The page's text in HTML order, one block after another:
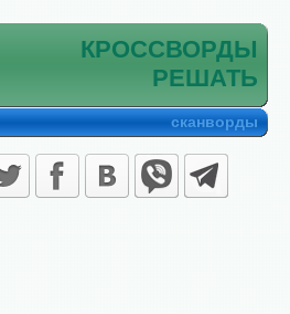
КРОССВОРДЫ
РЕШАТЬ
сканворды